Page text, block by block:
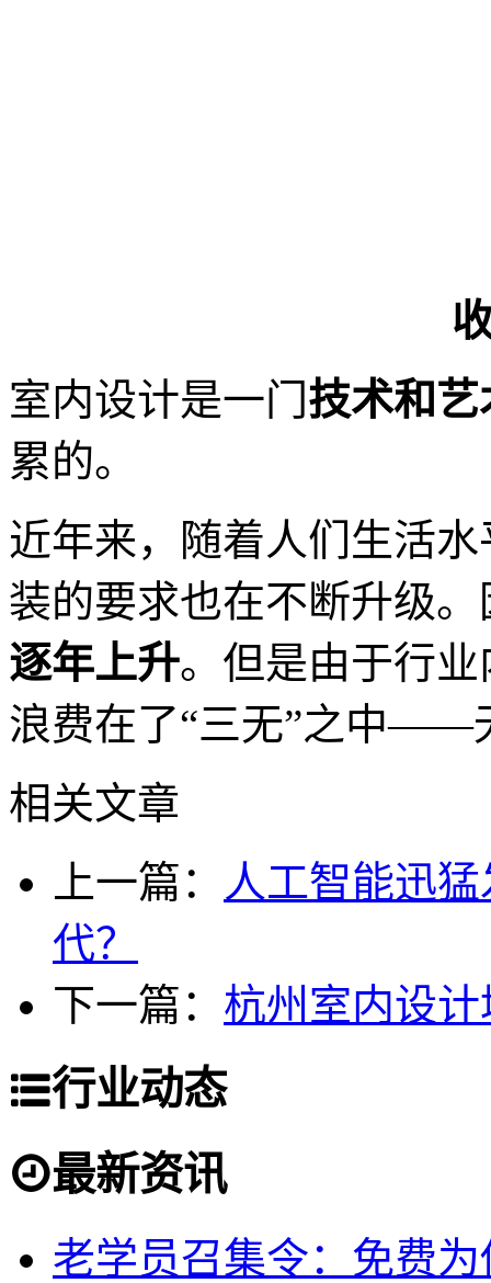
室内设计是一门技术和
累的。
近年来，随着人们生活
装的要求也在不断升级
逐年上升。但是由于行
浪费在了“三无”之中——
相关文章
上一篇：
人工智能迅
代？
下一篇： 杭州室内设
行业动态
最新资讯
老学员召集令：免费